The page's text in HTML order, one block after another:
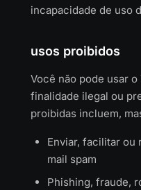
incapacidade de uso
usos proibidos
Você não pode usar
finalidade ilegal ou
proibidas incluem,
Enviar, facilitar ou
mail spam
Phishing, fraude,